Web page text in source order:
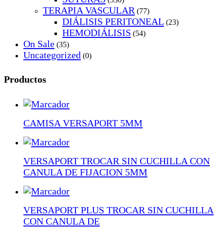
TERAPIA VASCULAR (77)
DIÁLISIS PERITONEAL (23)
HEMODIÁLISIS (54)
On Sale (35)
Uncategorized (0)
Productos
CAMISA VERSAPORT 5MM
VERSAPORT TROCAR SIN CUCHILLA CON
CANULA DE FIJACION 5MM
VERSAPORT PLUS TROCAR SIN CUCHILLA
CON CANULA DE